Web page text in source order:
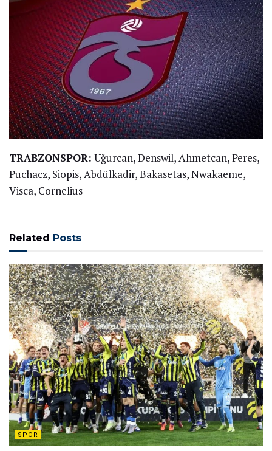
TRABZONSPOR: Uğurcan, Denswil, Ahmetcan, Peres,
Puchacz, Siopis, Abdülkadir, Bakasetas, Nwakaeme,
Visca, Cornelius
Related Posts
SPOR